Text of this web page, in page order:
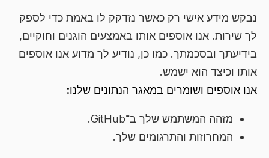
נבקש מידע אישי רק כאשר נזדקק לו באמת כדי לספק
לך שירות. אנו אוספים אותו באמצעים הוגנים וחוקיים,
בידיעתך ובסכמתך. כמו כן, נודיע לך מדוע אנו אוספים
אותו וכיצד הוא ישמש.
אנו אוספים ושומרים במאגר הנתונים שלנו:
מזהה המשתמש שלך ב־GitHub.
המחרוזות והתרגומים שלך.